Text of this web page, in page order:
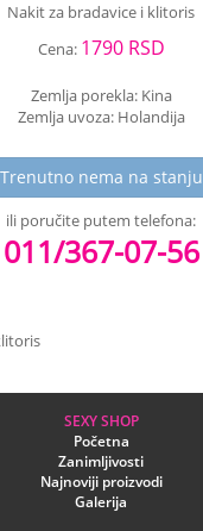
Nakit za bradavice i klitoris
Cena: 1790 RSD
Zemlja porekla: Kina
Zemlja uvoza: Holandija
Trenutno nema na stanju
ili poručite putem telefona:
011/367-07-56
SEXY SHOP
Početna
Zanimljivosti
Najnoviji proizvodi
Galerija